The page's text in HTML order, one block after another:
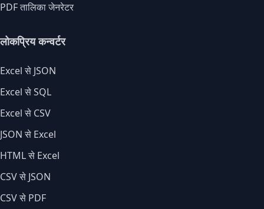
PDF तालिका जेनरेटर
लोकप्रिय कन्वर्टर
Excel से JSON
Excel से SQL
Excel से CSV
JSON से Excel
HTML से Excel
CSV से JSON
CSV से PDF